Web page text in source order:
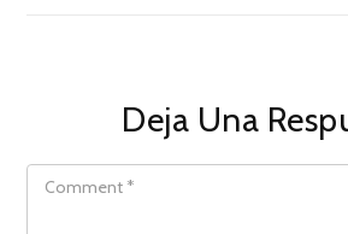
Deja Una
COMMENT